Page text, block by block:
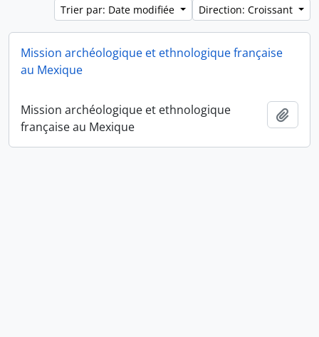
Trier par: Date modifiée
Direction: Croissant
Mission archéologique et ethnologique française
au Mexique
Mission archéologique et ethnologique
française au Mexique